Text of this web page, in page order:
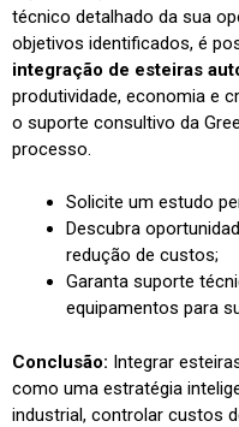
técnico detalhado da sua
objetivos identificados, é
integração de esteiras
produtividade, economia e
o suporte consultivo da
processo.
Solicite um estudo
Descubra
redução de custos;
Garanta suporte
equipamentos para
Conclusão: Integrar
como uma estratégia
industrial, controlar custos